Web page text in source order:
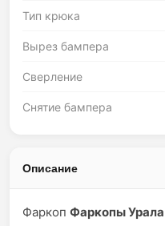
Тип крюка
Вырез бампера
Сверление
Снятие бампера
Описание
Фаркоп Фаркопы Урала